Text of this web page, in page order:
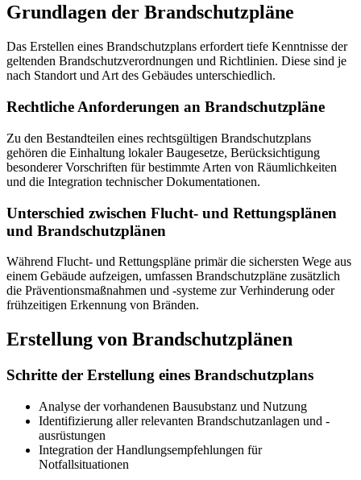
Grundlagen der Brandschutzpläne
Das Erstellen eines Brandschutzplans erfordert tiefe Kenntnisse der
geltenden Brandschutzverordnungen und Richtlinien. Diese sind je
nach Standort und Art des Gebäudes unterschiedlich.
Rechtliche Anforderungen an Brandschutzpläne
Zu den Bestandteilen eines rechtsgültigen Brandschutzplans
gehören die Einhaltung lokaler Baugesetze, Berücksichtigung
besonderer Vorschriften für bestimmte Arten von Räumlichkeiten
und die Integration technischer Dokumentationen.
Unterschied zwischen Flucht- und Rettungsplänen
und Brandschutzplänen
Während Flucht- und Rettungspläne primär die sichersten Wege aus
einem Gebäude aufzeigen, umfassen Brandschutzpläne zusätzlich
die Präventionsmaßnahmen und -systeme zur Verhinderung oder
frühzeitigen Erkennung von Bränden.
Erstellung von Brandschutzplänen
Schritte der Erstellung eines Brandschutzplans
Analyse der vorhandenen Bausubstanz und Nutzung
Identifizierung aller relevanten Brandschutzanlagen und -
ausrüstungen
Integration der Handlungsempfehlungen für
Notfallsituationen